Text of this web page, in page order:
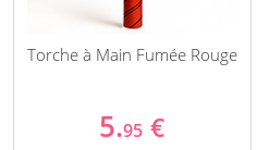
Torche à Main Fumée Rouge
5.95 €